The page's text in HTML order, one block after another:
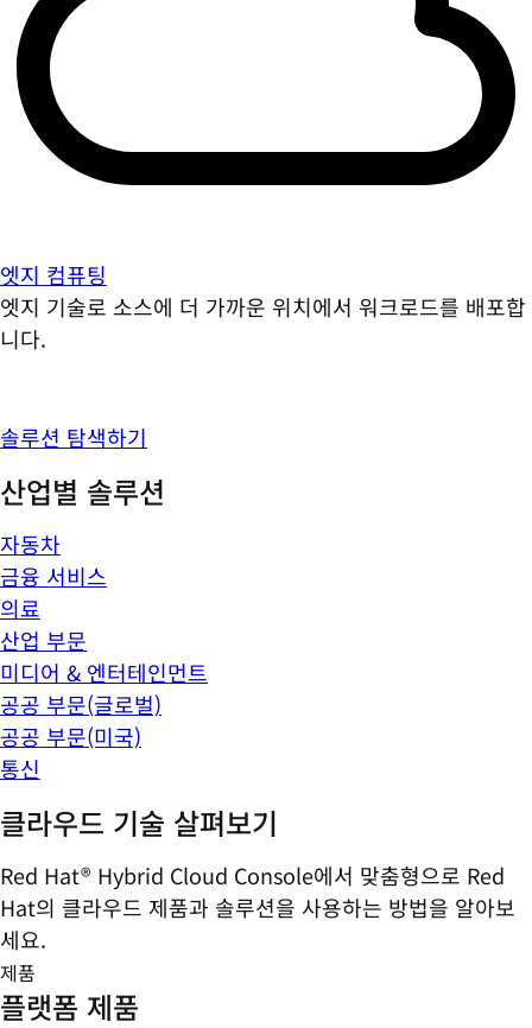
엣지 컴퓨팅
엣지 기술로 소스에 더 가까운 위치에서 워크로드를 배포합
니다.
솔루션 탐색하기
산업별 솔루션
자동차
금융 서비스
의료
산업 부문
미디어 & 엔터테인먼트
공공 부문(글로벌)
공공 부문(미국)
통신
클라우드 기술 살펴보기
Red Hat® Hybrid Cloud Console에서 맞춤형으로 Red
Hat의 클라우드 제품과 솔루션을 사용하는 방법을 알아보
세요.
제품
플랫폼 제품